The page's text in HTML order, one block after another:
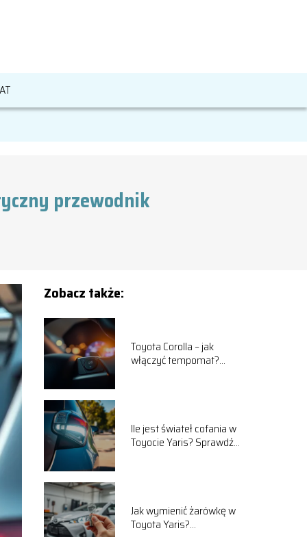
przewodnik
Zobacz także:
Toyota Corolla – jak
włączyć tempomat?
Ile jest świateł cofania w
Toyocie Yaris? Sprawdź
Jak wymienić żarówkę w
Toyota Yaris?